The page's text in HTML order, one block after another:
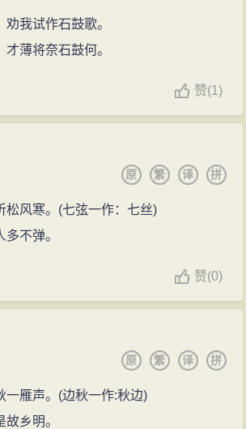
我试作石鼓歌。
薄将奈石鼓何。
赞(1)
拼
译
繁
原
松风寒。(七弦一作：七丝)
不弹。
赞(0)
拼
译
繁
原
一雁声。(边秋一作:秋边)
乡明。